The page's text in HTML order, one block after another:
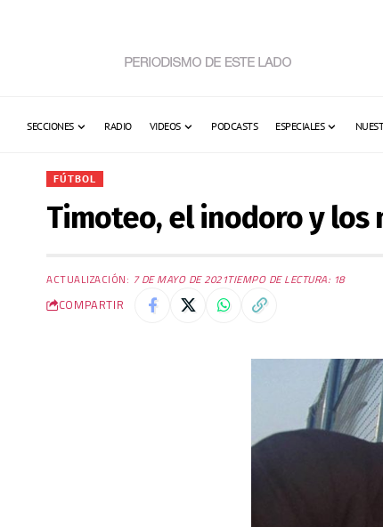
SECCIONES RADIO VIDEOS PODCASTS ESPECIALES
FÚTBOL
Timoteo, el inodoro y los
ACTUALIZACIÓN: 7 DE MAYO DE 2021TIEMPO DE LECTURA: 18
COMPARTIR